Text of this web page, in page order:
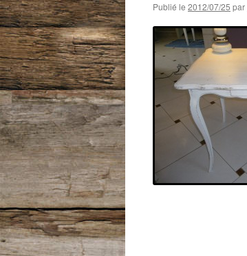
Publié le 2012/07/25 par